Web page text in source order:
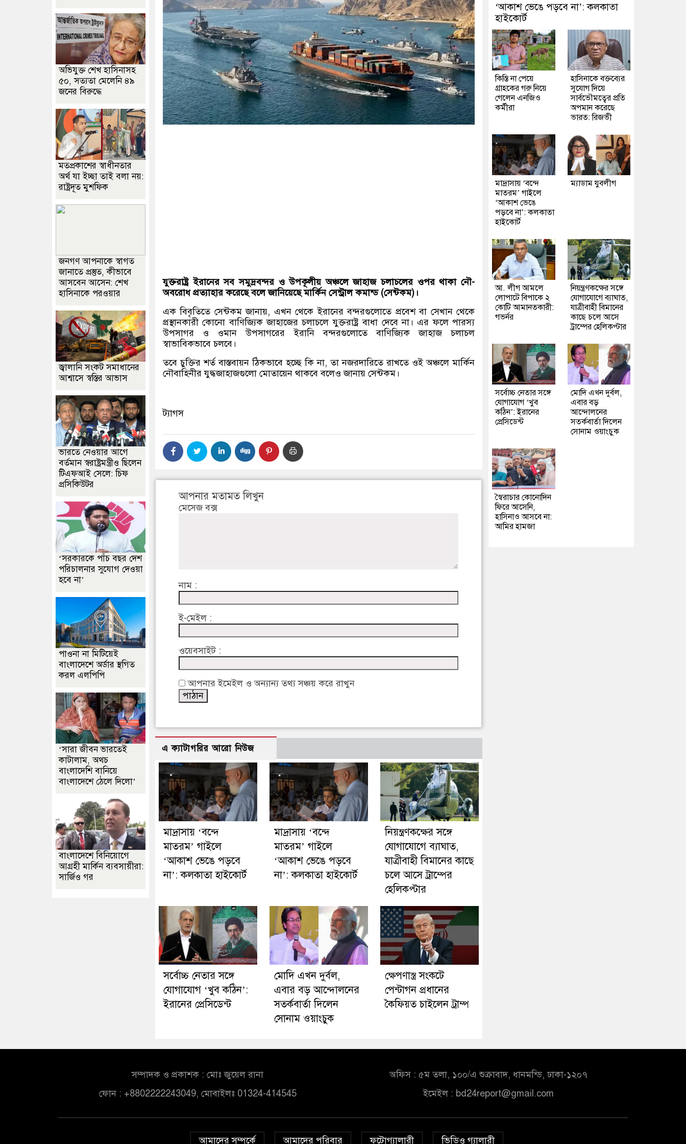
যুক্তরাষ্ট্রইরানেরসবসমুদ্রবন্দর ওউপকূলীয়অঞ্চলেজাহাজচলাচলের ওপরথাকানৌ-
অবরোধপ্রত্যাহারকরেছেবলেজানিয়েছেমার্কিনসেন্ট্রালকমান্ড (সেন্টকম)।
এক বিবৃতিতে সেন্টকম জানায়, এখন থেকে ইরানের বন্দরগুলোতে প্রবেশ বা সেখান থেকে
প্রস্থানকারী কোনো বাণিজ্যিক জাহাজের চলাচলে যুক্তরাষ্ট্র বাধা দেবে না। এর ফলে পারস্য
উপসাগর ও ওমান উপসাগরের ইরানি বন্দরগুলোতে বাণিজ্যিক জাহাজ চলাচল
স্বাভাবিকভাবে চলবে।
তবে চুক্তির শর্ত বাস্তবায়ন ঠিকভাবে হচ্ছে কি না, তা নজরদারিতে রাখতে ওই অঞ্চলে মার্কিন
নৌবাহিনীর যুদ্ধজাহাজগুলো মোতায়েন থাকবে বলেও জানায় সেন্টকম।
ট্যাগস
আপনার মতামত লিখুন
মেসেজ বক্স
নাম :
ই-মেইল :
ওয়েবসাইট :
আপনার ইমেইল ও অন্যান্য তথ্য সঞ্চয় করে রাখুন
এ ক্যাটাগরির আরো নিউজ
মাদ্রাসায় ‘বন্দে
মাতরম’ গাইলে
‘আকাশ ভেঙে পড়বে
না’: কলকাতা হাইকোর্ট
মাদ্রাসায় ‘বন্দে
মাতরম’ গাইলে
‘আকাশ ভেঙে পড়বে
না’: কলকাতা হাইকোর্ট
নিয়ন্ত্রণকক্ষের সঙ্গে
যোগাযোগে ব্যাঘাত,
যাত্রীবাহী বিমানের কাছে
চলে আসে ট্রাম্পের
হেলিকপ্টার
সর্বোচ্চ নেতার সঙ্গে
যোগাযোগ ‘খুব কঠিন’:
ইরানের প্রেসিডেন্ট
মোদি এখন দুর্বল,
এবার বড় আন্দোলনের
সতর্কবার্তা দিলেন
সোনাম ওয়াংচুক
ক্ষেপণাস্ত্র সংকটে
পেন্টাগন প্রধানের
কৈফিয়ত চাইলেন ট্রাম্প
অভিযুক্ত শেখ হাসিনাসহ
৫০, সত্যতা মেলেনি ৪৯
জনের বিরুদ্ধে
মতপ্রকাশের স্বাধীনতার
অর্থ যা ইচ্ছা তাই বলা নয়:
রাষ্ট্রদূত মুশফিক
জনগণ আপনাকে স্বাগত
জানাতে প্রস্তুত, কীভাবে
আসবেন আসেন: শেখ
হাসিনাকে পরওয়ার
জ্বালানি সংকট সমাধানের
আশ্বাসে স্বস্তির আভাস
ভারতে নেওয়ার আগে
বর্তমান স্বরাষ্ট্রমন্ত্রীও ছিলেন
টিএফআই সেলে: চিফ
প্রসিকিউটর
‘সরকারকে পাঁচ বছর দেশ
পরিচালনার সুযোগ দেওয়া
হবে না’
পাওনা না মিটিয়েই
বাংলাদেশে অর্ডার স্থগিত
করল এলপিপি
‘সারা জীবন ভারতেই
কাটালাম, অথচ
বাংলাদেশি বানিয়ে
বাংলাদেশে ঠেলে দিলো’
বাংলাদেশে বিনিয়োগে
আগ্রহী মার্কিন ব্যবসায়ীরা:
সার্জিও গর
‘আকাশ ভেঙে পড়বে না’: কলকাতা
হাইকোর্ট
কিস্তি না পেয়ে
গ্রাহকের গরু নিয়ে
গেলেন এনজিও
কর্মীরা
হাসিনাকে বক্তব্যের
সুযোগ দিয়ে
সার্বভৌমত্বের প্রতি
অপমান করেছে
ভারত: রিজভী
মাদ্রাসায় ‘বন্দে
মাতরম’ গাইলে
‘আকাশ ভেঙে
পড়বে না’: কলকাতা
হাইকোর্ট
ম্যাডাম যুবলীগ
আ. লীগ আমলে
লোপাটে বিপাকে ২
কোটি আমানতকারী:
গভর্নর
নিয়ন্ত্রণকক্ষের সঙ্গে
যোগাযোগে ব্যাঘাত,
যাত্রীবাহী বিমানের
কাছে চলে আসে
ট্রাম্পের হেলিকপ্টার
সর্বোচ্চ নেতার সঙ্গে
যোগাযোগ ‘খুব
কঠিন’: ইরানের
প্রেসিডেন্ট
মোদি এখন দুর্বল,
এবার বড়
আন্দোলনের
সতর্কবার্তা দিলেন
সোনাম ওয়াংচুক
স্বৈরাচার কোনোদিন
ফিরে আসেনি,
হাসিনাও আসবে না:
আমির হামজা
সম্পাদক ও প্রকাশক : মোঃ জুয়েল রানা
ফোন : +8802222243049, মোবাইলঃ 01324-414545
অফিস : ৫ম তলা, ১০০/এ শুক্রাবাদ, ধানমন্ডি, ঢাকা-১২০৭
ইমেইল : bd24report@gmail.com
আমাদের সম্পর্কে আমাদের পরিবার ফটোগ্যালারী ভিডিও গ্যালারী